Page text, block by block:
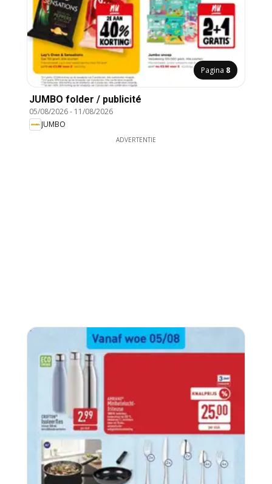
Pagina 8
JUMBO folder / publicité
05/08/2026- 11/08/2026
JUMBO
ADVERTENTIE